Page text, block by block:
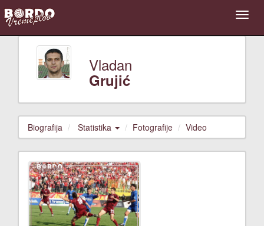
Vladan
Grujić
Biografija Statistika Fotografije Video